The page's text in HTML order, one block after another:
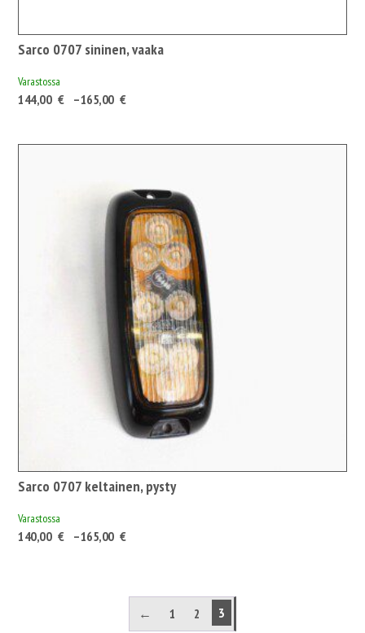
Sarco 0707 sininen, vaaka
Varastossa
144,00 € –165,00 €
Sarco 0707 keltainen, pysty
Varastossa
140,00 € –165,00 €
← 1 2 3